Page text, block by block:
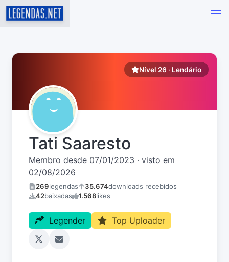
Nível 26 · Lendário
Tati Saaresto
Membro desde 07/01/2023 · visto em
02/08/2026
269legendas 35.674downloads recebidos
42baixadas 1.568likes
Legender Top Uploader